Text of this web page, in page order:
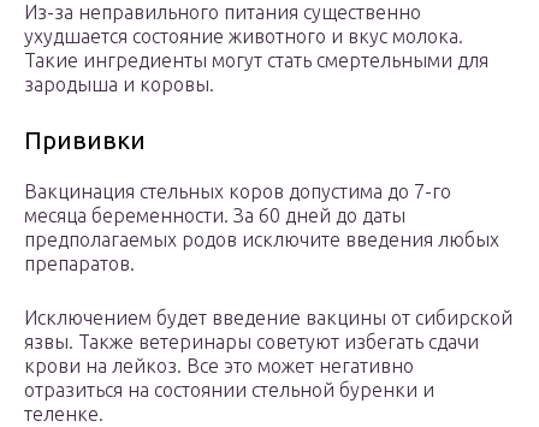
Из-за неправильного питания существенно
ухудшается состояние животного и вкус молока.
Такие ингредиенты могут стать смертельными для
зародыша и коровы.
Прививки
Вакцинация стельных коров допустима до 7-го
месяца беременности. За 60 дней до даты
предполагаемых родов исключите введения любых
препаратов.
Исключением будет введение вакцины от сибирской
язвы. Также ветеринары советуют избегать сдачи
крови на лейкоз. Все это может негативно
отразиться на состоянии стельной буренки и
теленке.